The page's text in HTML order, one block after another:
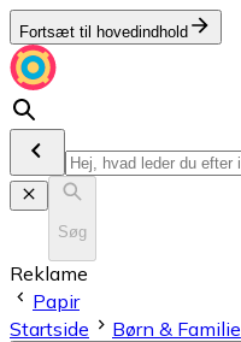
Fortsæt til hovedindhold
Søg
Reklame
Papir
Startside
Børn & Familie